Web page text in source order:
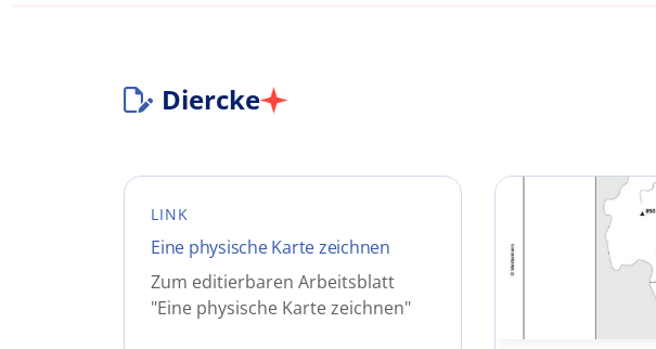
Diercke
LINK
Eine physische Karte zeichnen
Zum editierbaren Arbeitsblatt
"Eine physische Karte zeichnen"